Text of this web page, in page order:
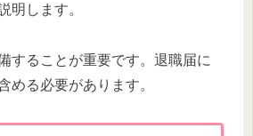
明します。
することが重要です。退職届に
める必要があります。